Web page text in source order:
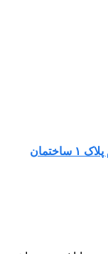
تهران خیابان ستارخان خیابان کوثر دوم پلاک ۱ ساختمان